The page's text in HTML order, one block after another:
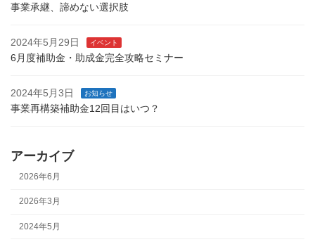
事業承継、諦めない選択肢
2024年5月29日 イベント
6月度補助金・助成金完全攻略セミナー
2024年5月3日 お知らせ
事業再構築補助金12回目はいつ？
アーカイブ
2026年6月
2026年3月
2024年5月